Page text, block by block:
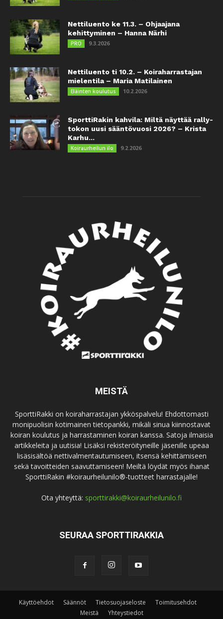
Nettiluento ke 11.3. – Ohjaajana
kehittyminen – Hanna Närhi
PRO 9.3.2026
Nettiluento ti 10.2. – Koiraharrastajan
mielentila – Maria Matilainen
Eläinten koulutus 10.2.2026
SporttiRakin kahvila: Miltä näyttää rally-
tokon uusi sääntövuosi 2026? – Krista
Karhu...
Koiraurheilun ilo 9.2.2026
MEISTÄ
SporttiRakki on koiraharrastajan ykköspalvelu! Ehdottomasti
monipuolisin kotimainen tietopankki, mikäli sinua kiinnostavat
koiran koulutus ja harrastaminen koiran kanssa. Satoja ilmaisia
artikkeleita ja uutisia! Lisäksi rekisteröityneille jäsenille upeaa
lisäsisältöä nettivalmentautumiseen, itsensä kehittämiseen
sekä tavoitteiden saavuttamiseen! Meiltä löydät myös ihanat
SporttiRakin #koiraurheilunilo®-tuotteet harrastajalle!
Ota yhteyttä: sporttirakki@koiraurheilunilo.fi
SEURAA SPORTTIRAKKIA
Käyttöehdot Säännöt Tietosuojaseloste
Toimitusehdot
Meistä
Yhteystiedot